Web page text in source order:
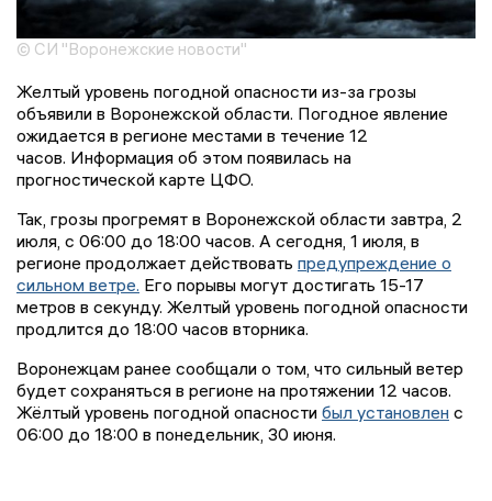
© СИ "Воронежские новости"
Желтый уровень погодной опасности из-за грозы
объявили в Воронежской области. Погодное явление
ожидается в регионе местами в течение 12
часов. Информация об этом появилась на
прогностической карте ЦФО.
Так, грозы прогремят в Воронежской области завтра, 2
июля, с 06:00 до 18:00 часов. А сегодня, 1 июля, в
регионе продолжает действовать предупреждение о
сильном ветре. Его порывы могут достигать 15-17
метров в секунду. Желтый уровень погодной опасности
продлится до 18:00 часов вторника.
Воронежцам ранее сообщали о том, что сильный ветер
будет сохраняться в регионе на протяжении 12 часов.
Жёлтый уровень погодной опасности был установлен с
06:00 до 18:00 в понедельник, 30 июня.